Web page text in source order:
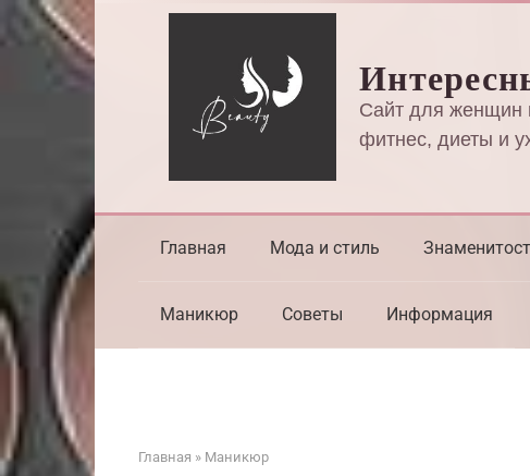
Перейти
к
контенту
Сайт для женщин
фитнес, диеты и
Главная Мода и стиль
Маникюр Советы Информация
Главная » Маникюр